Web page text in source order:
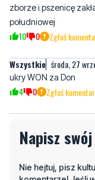
Wszystkie środa, 27
ukry WON za Don
Napisz
komentarze! Jeśli
kliknij "zgłoś
Imię / Podpis